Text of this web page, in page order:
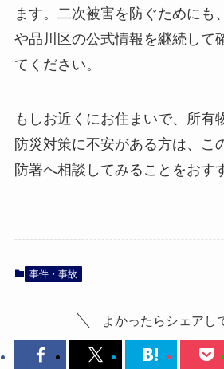
ます。二次被害を防ぐためにも
や品川区の公式情報を継続して
てください。
もしお近くにお住まいで、所有
防災対策に不安がある方は、こ
防署へ相談してみることをおす
事件・事故
よかったらシェアし